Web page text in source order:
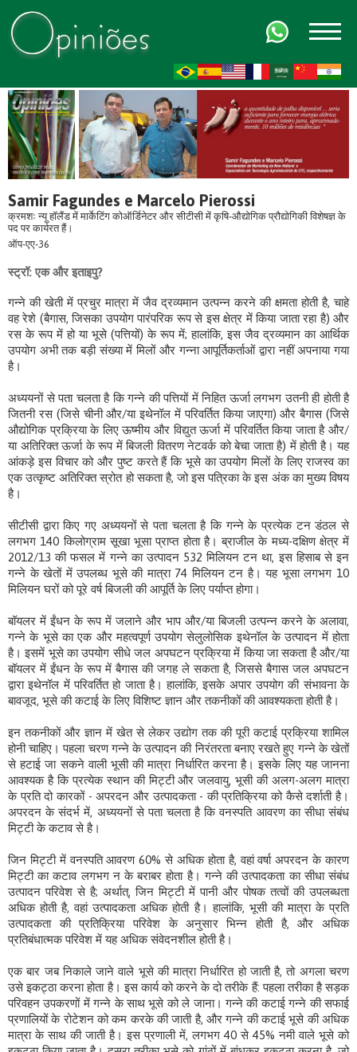
Samir Fagundes e Marcelo Pierossi
क्रमशः न्यू हॉलैंड में मार्केटिंग कोऑर्डिनेटर और सीटीसी में कृषि-औद्योगिक प्रौद्योगिकी विशेषज्ञ के
पद पर कार्यरत हैं।
ऑप-एए-36
स्ट्रॉ: एक और इताइपु?
गन्ने की खेती में प्रचुर मात्रा में जैव द्रव्यमान उत्पन्न करने की क्षमता होती है, चाहे
वह रेशे (बैगास, जिसका उपयोग पारंपरिक रूप से इस क्षेत्र में किया जाता रहा है) और
रस के रूप में हो या भूसे (पत्तियों) के रूप में; हालांकि, इस जैव द्रव्यमान का आर्थिक
उपयोग अभी तक बड़ी संख्या में मिलों और गन्ना आपूर्तिकर्ताओं द्वारा नहीं अपनाया गया
है।
अध्ययनों से पता चलता है कि गन्ने की पत्तियों में निहित ऊर्जा लगभग उतनी ही होती है
जितनी रस (जिसे चीनी और/या इथेनॉल में परिवर्तित किया जाएगा) और बैगास (जिसे
औद्योगिक प्रक्रिया के लिए ऊष्मीय और विद्युत ऊर्जा में परिवर्तित किया जाता है और/
या अतिरिक्त ऊर्जा के रूप में बिजली वितरण नेटवर्क को बेचा जाता है) में होती है। यह
आंकड़े इस विचार को और पुष्ट करते हैं कि भूसे का उपयोग मिलों के लिए राजस्व का
एक उत्कृष्ट अतिरिक्त स्रोत हो सकता है, जो इस पत्रिका के इस अंक का मुख्य विषय
है।
सीटीसी द्वारा किए गए अध्ययनों से पता चलता है कि गन्ने के प्रत्येक टन डंठल से
लगभग 140 किलोग्राम सूखा भूसा प्राप्त होता है। ब्राजील के मध्य-दक्षिण क्षेत्र में
2012/13 की फसल में गन्ने का उत्पादन 532 मिलियन टन था, इस हिसाब से इन
गन्ने के खेतों में उपलब्ध भूसे की मात्रा 74 मिलियन टन है। यह भूसा लगभग 10
मिलियन घरों को पूरे वर्ष बिजली की आपूर्ति के लिए पर्याप्त होगा।
बॉयलर में ईंधन के रूप में जलाने और भाप और/या बिजली उत्पन्न करने के अलावा,
गन्ने के भूसे का एक और महत्वपूर्ण उपयोग सेलुलोसिक इथेनॉल के उत्पादन में होता
है। इसमें भूसे का उपयोग सीधे जल अपघटन प्रक्रिया में किया जा सकता है और/या
बॉयलर में ईंधन के रूप में बैगास की जगह ले सकता है, जिससे बैगास जल अपघटन
द्वारा इथेनॉल में परिवर्तित हो जाता है। हालांकि, इसके अपार उपयोग की संभावना के
बावजूद, भूसे की कटाई के लिए विशिष्ट ज्ञान और तकनीकों की आवश्यकता होती है।
इन तकनीकों और ज्ञान में खेत से लेकर उद्योग तक की पूरी कटाई प्रक्रिया शामिल
होनी चाहिए। पहला चरण गन्ने के उत्पादन की निरंतरता बनाए रखते हुए गन्ने के खेतों
से हटाई जा सकने वाली भूसी की मात्रा निर्धारित करना है। इसके लिए यह जानना
आवश्यक है कि प्रत्येक स्थान की मिट्टी और जलवायु, भूसी की अलग-अलग मात्रा
के प्रति दो कारकों - अपरदन और उत्पादकता - की प्रतिक्रिया को कैसे दर्शाती है।
अपरदन के संदर्भ में, अध्ययनों से पता चलता है कि वनस्पति आवरण का सीधा संबंध
मिट्टी के कटाव से है।
जिन मिट्टी में वनस्पति आवरण 60% से अधिक होता है, वहां वर्षा अपरदन के कारण
मिट्टी का कटाव लगभग न के बराबर होता है। गन्ने की उत्पादकता का सीधा संबंध
उत्पादन परिवेश से है; अर्थात्, जिन मिट्टी में पानी और पोषक तत्वों की उपलब्धता
अधिक होती है, वहां उत्पादकता अधिक होती है। हालांकि, भूसी की मात्रा के प्रति
उत्पादकता की प्रतिक्रिया परिवेश के अनुसार भिन्न होती है, और अधिक
प्रतिबंधात्मक परिवेश में यह अधिक संवेदनशील होती है।
एक बार जब निकाले जाने वाले भूसे की मात्रा निर्धारित हो जाती है, तो अगला चरण
उसे इकट्ठा करना होता है। इस कार्य को करने के दो तरीके हैं: पहला तरीका है सड़क
परिवहन उपकरणों में गन्ने के साथ भूसे को ले जाना। गन्ने की कटाई गन्ने की सफाई
प्रणालियों के रोटेशन को कम करके की जाती है, और गन्ने की कटाई भूसे की अधिक
मात्रा के साथ की जाती है। इस प्रणाली में, लगभग 40 से 45% नमी वाले भूसे को